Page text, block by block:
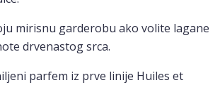
mirisnu garderobu ako volite lagane
drvenastog srca.
parfem iz prve linije Huiles et